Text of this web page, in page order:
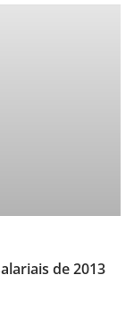
de 2013